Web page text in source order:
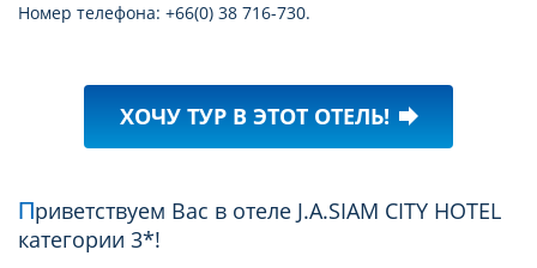
Номер телефона: +66(0) 38 716-730.
ХОЧУ ТУР В ЭТОТ ОТЕЛЬ! forward
Приветствуем Вас в отеле J.A.SIAM CITY HOTEL
категории 3*!